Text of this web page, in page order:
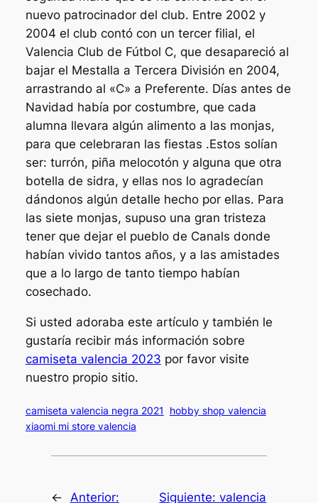
nuevo patrocinador del club. Entre 2002 y
2004 el club contó con un tercer filial, el
Valencia Club de Fútbol C, que desapareció al
bajar el Mestalla a Tercera División en 2004,
arrastrando al «C» a Preferente. Días antes de
Navidad había por costumbre, que cada
alumna llevara algún alimento a las monjas,
para que celebraran las fiestas .Estos solían
ser: turrón, piña melocotón y alguna que otra
botella de sidra, y ellas nos lo agradecían
dándonos algún detalle hecho por ellas. Para
las siete monjas, supuso una gran tristeza
tener que dejar el pueblo de Canals donde
habían vivido tantos años, y a las amistades
que a lo largo de tanto tiempo habían
cosechado.
Si usted adoraba este artículo y también le
gustaría recibir más información sobre
camiseta valencia 2023 por favor visite
nuestro propio sitio.
camiseta valencia negra 2021
hobby shop valencia
xiaomi mi store valencia
← Anterior:
Siguiente:valencia